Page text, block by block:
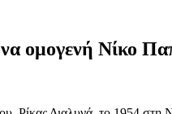
ομογενή Νίκο